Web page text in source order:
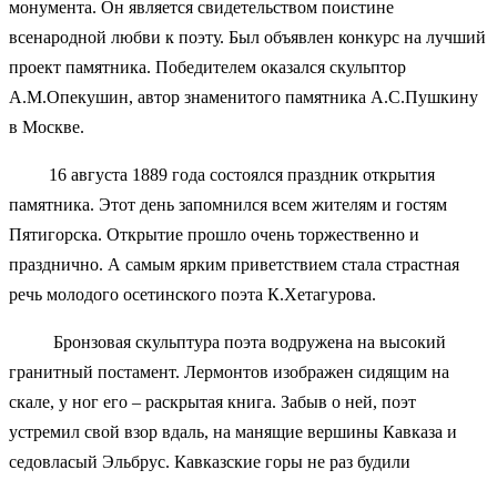
монумента. Он является свидетельством поистине
всенародной любви к поэту. Был объявлен конкурс на лучший
проект памятника. Победителем оказался скульптор
А.М.Опекушин, автор знаменитого памятника А.С.Пушкину
в Москве.
16 августа 1889 года состоялся праздник открытия
памятника. Этот день запомнился всем жителям и гостям
Пятигорска. Открытие прошло очень торжественно и
празднично. А самым ярким приветствием стала страстная
речь молодого осетинского поэта К.Хетагурова.
Бронзовая скульптура поэта водружена на высокий
гранитный постамент. Лермонтов изображен сидящим на
скале, у ног его – раскрытая книга. Забыв о ней, поэт
устремил свой взор вдаль, на манящие вершины Кавказа и
седовласый Эльбрус. Кавказские горы не раз будили